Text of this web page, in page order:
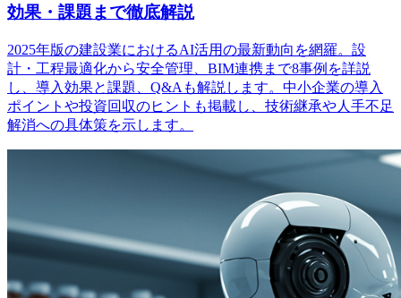
効果・課題まで徹底解説
2025年版の建設業におけるAI活用の最新動向を網羅。設
計・工程最適化から安全管理、BIM連携まで8事例を詳説
し、導入効果と課題、Q&Aも解説します。中小企業の導入
ポイントや投資回収のヒントも掲載し、技術継承や人手不足
解消への具体策を示します。